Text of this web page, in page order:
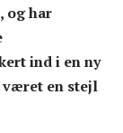
og har
ind i en ny
været en stejl